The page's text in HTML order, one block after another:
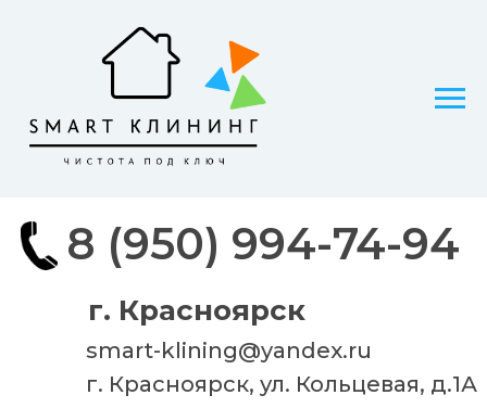
г. Красноярск
smart-klining@yandex.ru
г. Красноярск, ул. Кольцевая, д.1А
8 (950) 994-74-94